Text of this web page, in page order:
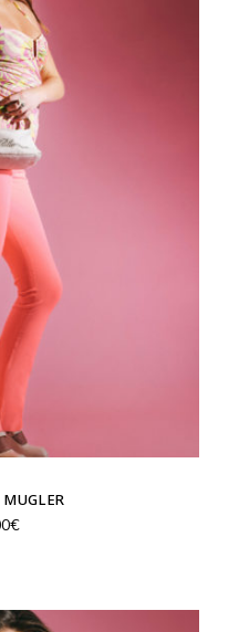
€